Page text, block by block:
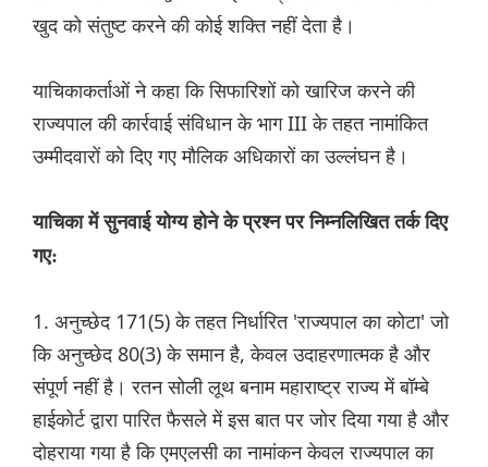
खुद को संतुष्ट करने की कोई शक्ति नहीं देता है।
याचिकाकर्ताओं ने कहा कि सिफारिशों को खारिज करने की
राज्यपाल की कार्रवाई संविधान के भाग III के तहत नामांकित
उम्मीदवारों को दिए गए मौलिक अधिकारों का उल्लंघन है।
याचिका में सुनवाई योग्य होने के प्रश्न पर निम्नलिखित तर्क दिए
गए:
1. अनुच्छेद 171(5) के तहत निर्धारित 'राज्यपाल का कोटा' जो
कि अनुच्छेद 80(3) के समान है, केवल उदाहरणात्मक है और
संपूर्ण नहीं है। रतन सोली लूथ बनाम महाराष्ट्र राज्य में बॉम्बे
हाईकोर्ट द्वारा पारित फैसले में इस बात पर जोर दिया गया है और
दोहराया गया है कि एमएलसी का नामांकन केवल राज्यपाल का